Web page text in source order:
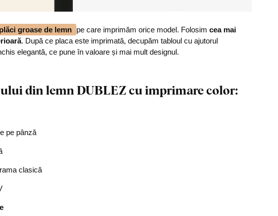
groase de lemn pe care imprimăm orice model. Folosim cea mai
. După ce placa este imprimată, decupăm tabloul cu ajutorul
elegantă, ce pune în valoare și mai mult designul.
din lemn DUBLEZ cu imprimare color:
pe pânză
clasică